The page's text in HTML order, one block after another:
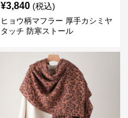
¥3,840 (税込)
ヒョウ柄マフラー 厚手カシミヤ
タッチ 防寒ストール